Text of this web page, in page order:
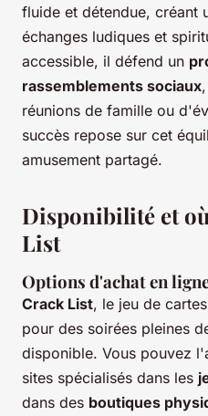
fluide et détendue, créant
échanges ludiques et
accessible, il défend un
rassemblements sociaux
réunions de famille ou
succès repose sur cet
amusement partagé.
Disponibilité et
List
Options d'achat en
Crack List, le jeu de
pour des soirées pleines
disponible. Vous pouvez
sites spécialisés dans les
dans des boutiques